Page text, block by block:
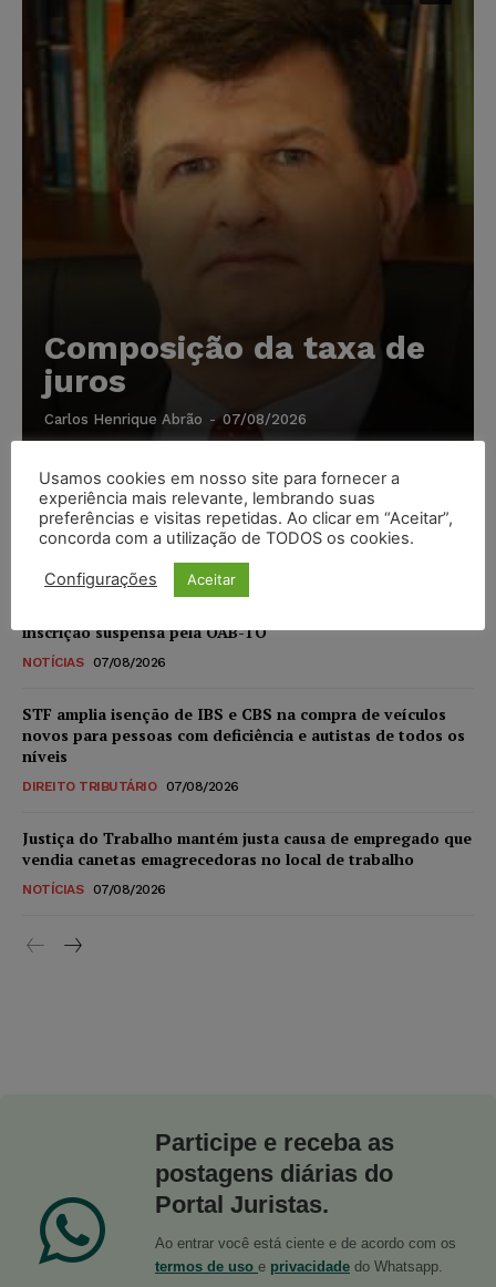
Composição da taxa de
juros
Carlos Henrique Abrão - 07/08/2026
Meta é alvo de denúncia após anúncios com conteúdo
sexual infantil gerado por IA circularem em suas
plataformas
inscrição suspensa pela OAB-TO
NOTÍCIAS 07/08/2026
STF amplia isenção de IBS e CBS na compra de veículos
novos para pessoas com deficiência e autistas de todos os
níveis
DIREITO TRIBUTÁRIO 07/08/2026
Justiça do Trabalho mantém justa causa de empregado que
vendia canetas emagrecedoras no local de trabalho
NOTÍCIAS 07/08/2026
Participe e receba as
postagens diárias do
Portal Juristas.
Ao entrar você está ciente e de acordo com os
termos de uso e privacidade do Whatsapp.
Usamos cookies em nosso site para fornecer a
experiência mais relevante, lembrando suas
preferências e visitas repetidas. Ao clicar em “Aceitar”,
concorda com a utilização de TODOS os cookies.
Configurações Aceitar